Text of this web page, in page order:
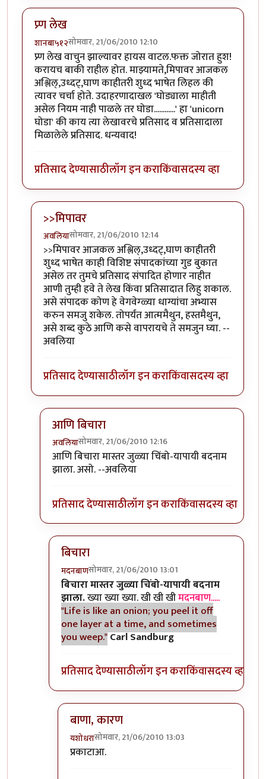
प्र्ण लेख
शानबा५१२सोमवार, 21/06/2010 12:10
प्र्ण लेख वाचुन झाल्यावर हायस वाटल.फक्त जोरात हुश!
करायच बाकी राहील होत. माझ्यामते,मिपावर आजकल
अश्लिल्,उध्दट्,घाण काहीतरी शुध्द भाषेत लिहल की
त्यावर चर्चा होते. उदाहरणादाखल 'घोड्याला माहीती
असेल नियम नाही पाळले तर घोडा............' हा 'unicorn
घोडा' की काय त्या लेखावरचे प्रतिसाद व प्रतिसादाला
मिळालेले प्रतिसाद. धन्यवाद!
प्रतिसाद देण्यासाठीलॉग इन कराकिंवासदस्य व्हा
>>मिपावर
अवलियासोमवार, 21/06/2010 12:14
In reply toप्र्ण लेखbyशानबा५१२
>>मिपावर आजकल अश्लिल्,उध्दट्,घाण काहीतरी
शुध्द भाषेत काही विशिष्ट संपादकांच्या गुड बुकात
असेल तर तुमचे प्रतिसाद संपादित होणार नाहीत
आणी तुम्ही हवे ते लेख किंवा प्रतिसादात लिहु शकाल.
असे संपादक कोण हे वेगवेग्ळ्या धाग्यांचा अभ्यास
करुन समजु शकेल. तोपर्यंत आत्ममैथुन, हस्तमैथुन,
असे शब्द कुठे आणि कसे वापरायचे ते समजुन घ्या. --
अवलिया
प्रतिसाद देण्यासाठीलॉग इन कराकिंवासदस्य व्हा
आणि बिचारा
अवलियासोमवार, 21/06/2010 12:16
In reply to>>मिपावरbyअवलिया
आणि बिचारा मास्तर जुळ्या चिंबो-यापायी बदनाम
झाला. असो. --अवलिया
प्रतिसाद देण्यासाठीलॉग इन कराकिंवासदस्य व्हा
बिचारा
मदनबाणसोमवार, 21/06/2010 13:01
In reply toआणि बिचाराbyअवलिया
बिचारा मास्तर जुळ्या चिंबो-यापायी बदनाम
झाला.ख्या ख्या ख्या. खी खी खीमदनबाण.....
"Life is like an onion; you peel it off
one layer at a time, and sometimes
you weep."Carl Sandburg
प्रतिसाद देण्यासाठीलॉग इन कराकिंवासदस्य व्हा
बाणा, कारण
यशोधरासोमवार, 21/06/2010 13:03
In reply to
प्रकाटाआ.